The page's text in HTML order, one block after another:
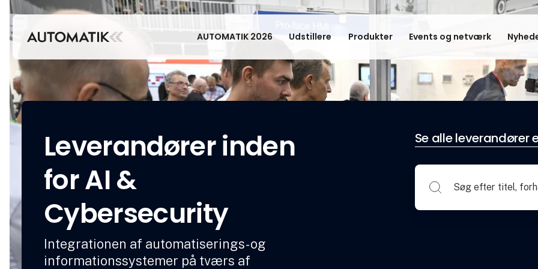
AUTOMATIK 2026 Udstillere Produkter Events og netværk
Leverandører inden
for AI &
Cybersecurity
Integrationen af automatiserings- og
informationssystemer på tværs af
Se alle leverandører